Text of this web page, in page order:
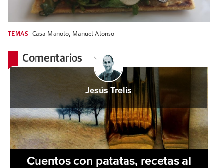
TEMAS Casa Manolo, Manuel Alonso
Comentarios
Jesús Trelis
Cuentos con patatas, recetas al